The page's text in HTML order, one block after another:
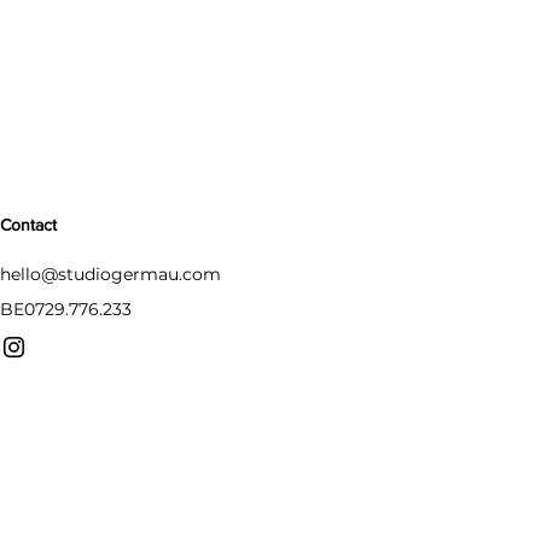
Contact
hello@studiogermau.com
BE0729.776.233